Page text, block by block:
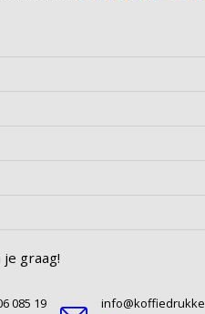
graag!
085 19